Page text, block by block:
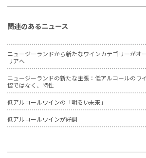
関連のあるニュース
ニュージーランドから新たなワインカテゴリーがオ
リアへ
ニュージーランドの新たな主張：低アルコールのワ
協ではなく、特性
低アルコールワインの「明るい未来」
低アルコールワインが好調